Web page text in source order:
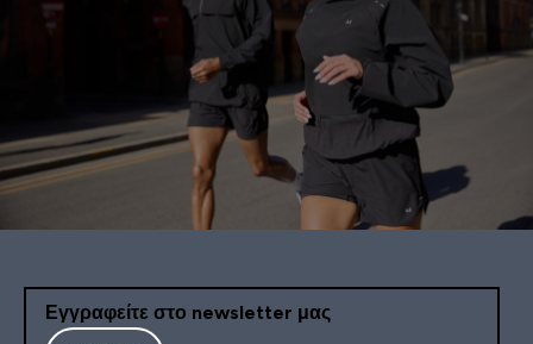
Εγγραφείτε στο newsletter μας